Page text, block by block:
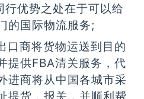
行优势之处在于可以给
的国际物流服务;
口商将货物运送到目的
提供FBA清关服务，代
进商将从中国各城市采
提货，报关，并顺利帮